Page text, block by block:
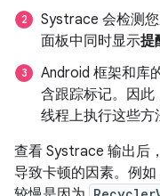
Systrace 会检测
面板中同时显示提
Android 框架和库
含跟踪标记。因
线程上执行这些方
查看 Systrace 输出后
导致卡顿的因素。例